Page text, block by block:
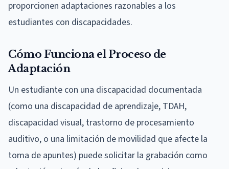
proporcionen adaptaciones razonables a los
estudiantes con discapacidades.
Cómo Funciona el Proceso de
Adaptación
Un estudiante con una discapacidad documentada
(como una discapacidad de aprendizaje, TDAH,
discapacidad visual, trastorno de procesamiento
auditivo, o una limitación de movilidad que afecte la
toma de apuntes) puede solicitar la grabación como